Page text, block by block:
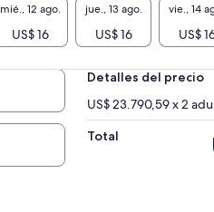
mié., 12 ago.
US$ 16
jue., 13 ago.
US$ 16
vie., 14
US$
Detalles del precio
US$ 23.790,59 x 2
Total